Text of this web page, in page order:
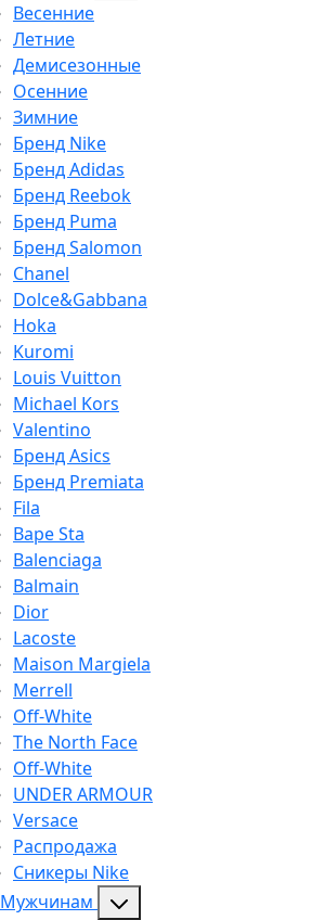
Весенние
Летние
Демисезонные
Осенние
Зимние
Бренд Nike
Бренд Adidas
Бренд Reebok
Бренд Puma
Бренд Salomon
Chanel
Dolce&Gabbana
Hoka
Kuromi
Louis Vuitton
Michael Kors
Valentino
Бренд Asics
Бренд Premiata
Fila
Bape Sta
Balenciaga
Balmain
Dior
Lacoste
Maison Margiela
Merrell
Off-White
The North Face
Off-White
UNDER ARMOUR
Versace
Распродажа
Сникеры Nike
Мужчинам